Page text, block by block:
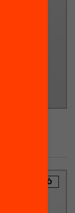
los
PUBLICACIÓ